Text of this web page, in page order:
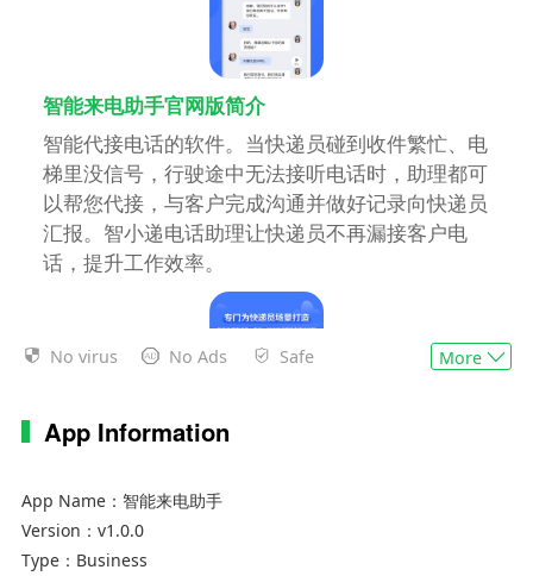
智能来电助手官网版简介
智能代接电话的软件。当快递员碰到收件繁忙、电
梯里没信号，行驶途中无法接听电话时，助理都可
以帮您代接，与客户完成沟通并做好记录向快递员
汇报。智小递电话助理让快递员不再漏接客户电
话，提升工作效率。
智能来电助手手机版功能特色
【不再漏接客户电话】
No virus No Ads Safe More
App Information
App Name： 智能来电助手
Version： v1.0.0
Type： Business